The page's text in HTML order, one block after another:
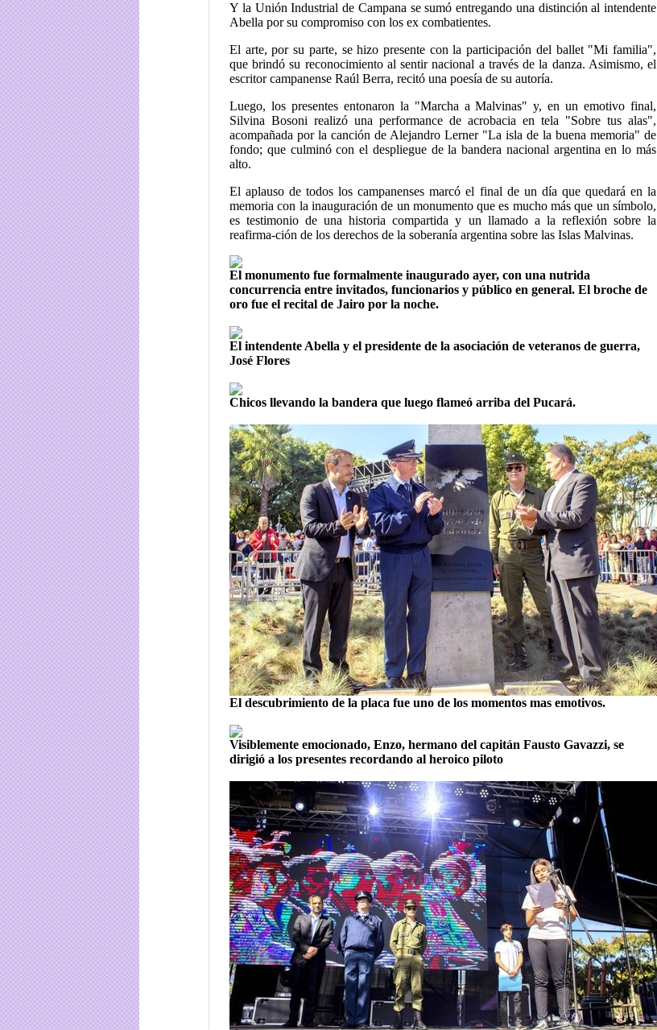
Y la Unión Industrial de Campana se sumó entregando una distinción al intendente
Abella por su compromiso con los ex combatientes.
El arte, por su parte, se hizo presente con la participación del ballet "Mi familia",
que brindó su reconocimiento al sentir nacional a través de la danza. Asimismo, el
escritor campanense Raúl Berra, recitó una poesía de su autoría.
Luego, los presentes entonaron la "Marcha a Malvinas" y, en un emotivo final,
Silvina Bosoni realizó una performance de acrobacia en tela "Sobre tus alas",
acompañada por la canción de Alejandro Lerner "La isla de la buena memoria" de
fondo; que culminó con el despliegue de la bandera nacional argentina en lo más
alto.
El aplauso de todos los campanenses marcó el final de un día que quedará en la
memoria con la inauguración de un monumento que es mucho más que un símbolo,
es testimonio de una historia compartida y un llamado a la reflexión sobre la
reafirma-ción de los derechos de la soberanía argentina sobre las Islas Malvinas.
El monumento fue formalmente inaugurado ayer, con una nutrida
concurrencia entre invitados, funcionarios y público en general. El broche de
oro fue el recital de Jairo por la noche.
El intendente Abella y el presidente de la asociación de veteranos de guerra,
José Flores
Chicos llevando la bandera que luego flameó arriba del Pucará.
El descubrimiento de la placa fue uno de los momentos mas emotivos.
Visiblemente emocionado, Enzo, hermano del capitán Fausto Gavazzi, se
dirigió a los presentes recordando al heroico piloto